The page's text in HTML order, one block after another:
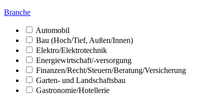
Branche
Automobil
Bau (Hoch/Tief, Außen/Innen)
Elektro/Elektrotechnik
Energiewirtschaft/-versorgung
Finanzen/Recht/Steuern/Beratung/Versicherung
Garten- und Landschaftsbau
Gastronomie/Hotellerie